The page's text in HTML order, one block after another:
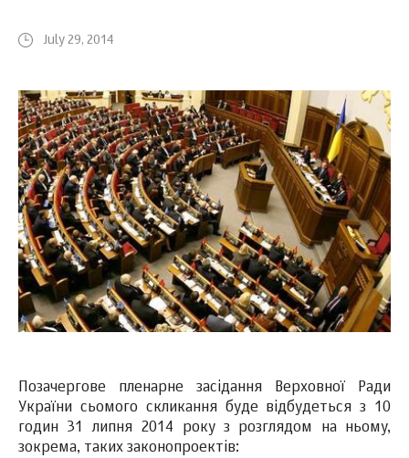
July 29, 2014
Позачергове пленарне засідання Верховної Ради
України сьомого скликання буде відбудеться з 10
годин 31 липня 2014 року з розглядом на ньому,
зокрема, таких законопроектів: